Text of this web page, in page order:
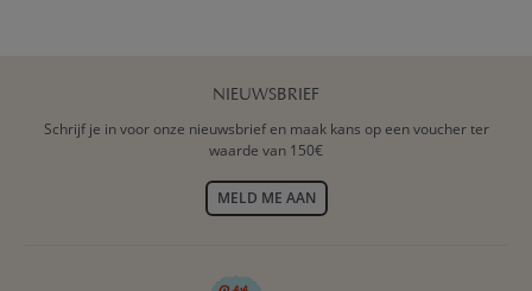
NIEUWSBRIEF
Schrijf je in voor onze nieuwsbrief en maak kans op een voucher ter
waarde van 150€
MELD ME AAN